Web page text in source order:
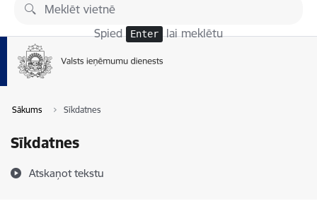
Pāriet uz lapas saturu
Spied Enter lai meklētu
Sākums Sīkdatnes
Sīkdatnes
Atskaņot tekstu